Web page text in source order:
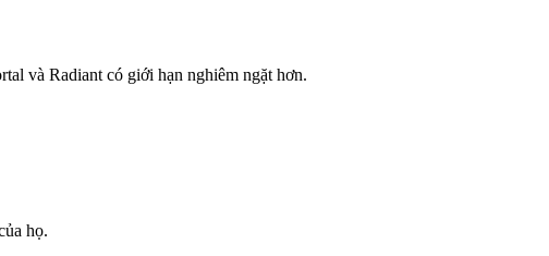
và Radiant có giới hạn nghiêm ngặt hơn.
họ.